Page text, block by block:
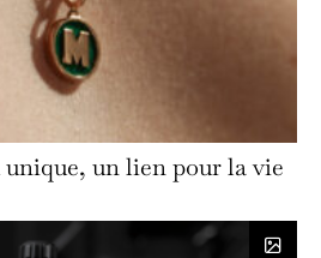
un lien pour la vie